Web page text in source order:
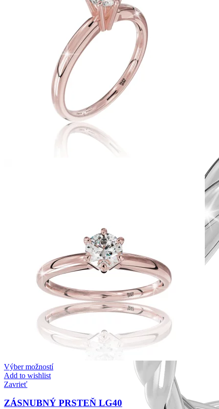
Výber možností
Add to wishlist
Zavrieť
ZÁSNUBNÝ PRSTEŇ LG40